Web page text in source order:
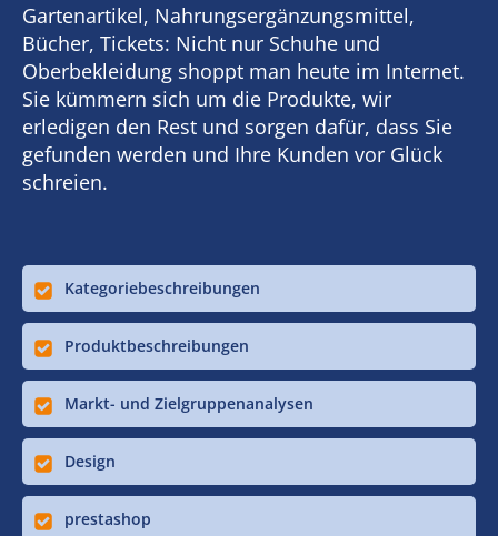
Gartenartikel, Nahrungsergänzungsmittel,
Bücher, Tickets: Nicht nur Schuhe und
Oberbekleidung shoppt man heute im Internet.
Sie kümmern sich um die Produkte, wir
erledigen den Rest und sorgen dafür, dass Sie
gefunden werden und Ihre Kunden vor Glück
schreien.
Kategoriebeschreibungen
Produktbeschreibungen
Markt- und Zielgruppenanalysen
Design
prestashop